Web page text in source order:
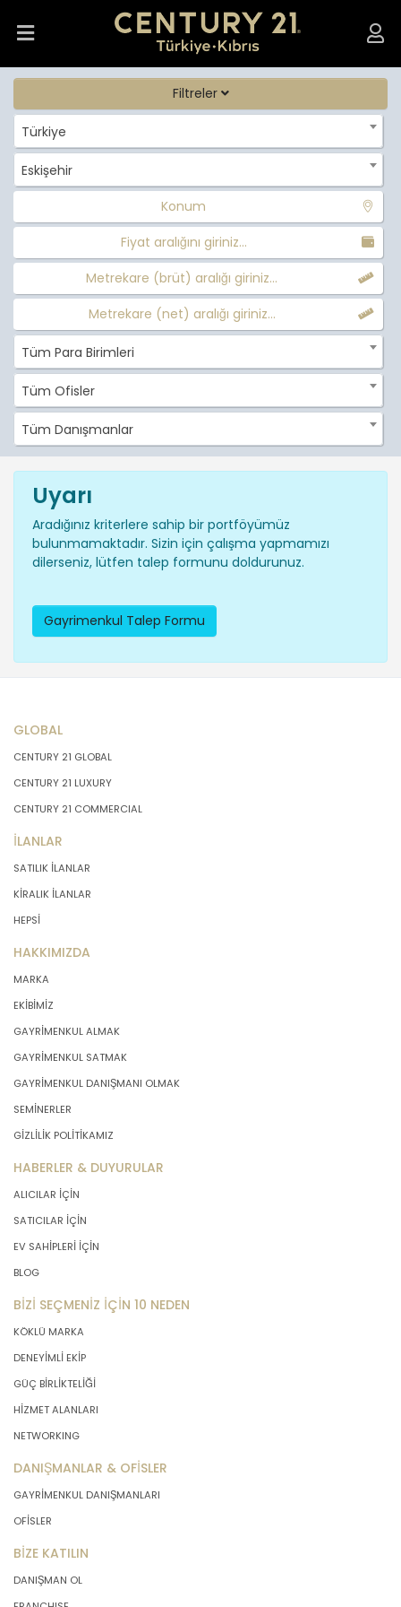
Filtreler
Türkiye
Eskişehir
Konum
Fiyat aralığını giriniz...
Metrekare (brüt) aralığı giriniz...
Metrekare (net) aralığı giriniz...
Tüm Para Birimleri
Tüm Ofisler
Tüm Danışmanlar
Uyarı
Aradığınız kriterlere sahip bir portföyümüz
bulunmamaktadır. Sizin için çalışma yapmamızı
dilerseniz, lütfen talep formunu doldurunuz.
Gayrimenkul Talep Formu
GLOBAL
CENTURY 21 GLOBAL
CENTURY 21 LUXURY
CENTURY 21 COMMERCIAL
İLANLAR
SATILIK İLANLAR
KİRALIK İLANLAR
HEPSİ
HAKKIMIZDA
MARKA
EKİBİMİZ
GAYRİMENKUL ALMAK
GAYRİMENKUL SATMAK
GAYRİMENKUL DANIŞMANI OLMAK
SEMİNERLER
GİZLİLİK POLİTİKAMIZ
HABERLER & DUYURULAR
ALICILAR İÇİN
SATICILAR İÇİN
EV SAHİPLERİ İÇİN
BLOG
BİZİ SEÇMENİZ İÇİN 10 NEDEN
KÖKLÜ MARKA
DENEYİMLİ EKİP
GÜÇ BİRLİKTELİĞİ
HİZMET ALANLARI
NETWORKING
DANIŞMANLAR & OFİSLER
GAYRİMENKUL DANIŞMANLARI
OFİSLER
BİZE KATILIN
DANIŞMAN OL